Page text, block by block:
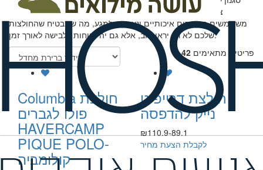
צבעים וגדלים, כך שניתן להתאימן לכל קהל יעד ולכל אירוע. אנו
משתמשים בחומרים איכותיים ונעימים למגע, מה שמבטיח שהחולצות
שלכם לא רק יראו טוב, אלא גם יהיו נוחות ללבישה לאורך זמן.
42 פריטים מתאימים
חולצת דרייפיט
נייק להדפסה
₪110.9-89.1
לקבלת הצעת מחיר
Columbia חולצת
פולו לגברים
HAVERCAMP
PIQUE POLO-
קולומביה